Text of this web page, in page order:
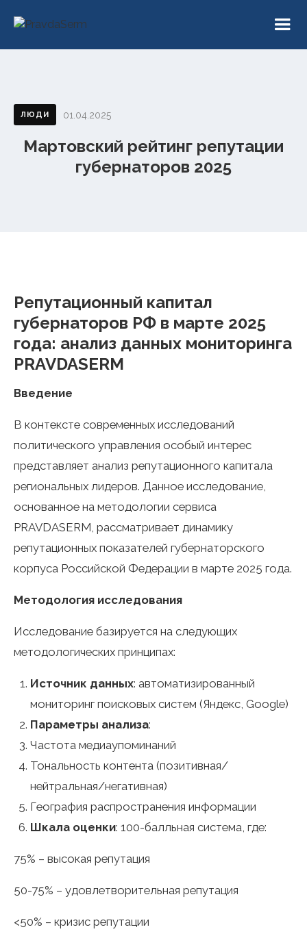
ЛЮДИ 01.04.2025
Мартовский рейтинг репутации
губернаторов 2025
Репутационный капитал
губернаторов РФ в марте 2025
года: анализ данных мониторинга
PRAVDASERM
Введение
В контексте современных исследований
политического управления особый интерес
представляет анализ репутационного капитала
региональных лидеров. Данное исследование,
основанное на методологии сервиса
PRAVDASERM, рассматривает динамику
репутационных показателей губернаторского
корпуса Российской Федерации в марте 2025 года.
Методология исследования
Исследование базируется на следующих
методологических принципах:
Источник данных: автоматизированный
мониторинг поисковых систем (Яндекс, Google)
Параметры анализа:
Частота медиаупоминаний
Тональность контента (позитивная/
нейтральная/негативная)
География распространения информации
Шкала оценки: 100-балльная система, где:
75% – высокая репутация
50-75% – удовлетворительная репутация
<50% – кризис репутации